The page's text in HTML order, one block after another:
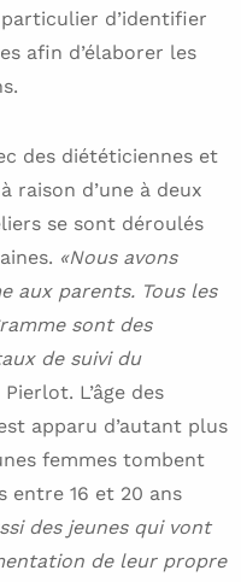
particulier d’identifier
afin d’élaborer les
des diététiciennes et
raison d’une à deux
se sont déroulés
«Nous avons
aux parents. Tous les
sont des
de suivi du
L’âge des
apparu d’autant plus
femmes tombent
entre 16 et 20 ans
des jeunes qui vont
de leur propre